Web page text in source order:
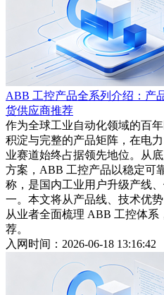
ABB 工控产品全系列介绍：产
货供应商推荐
作为全球工业自动化领域的百
积淀与完整的产品矩阵，在电
业赛道始终占据领先地位。从
方案，ABB 工控产品以稳定可
称，是国内工业用户升级产线
一。本文将从产品线、技术优
从业者全面梳理 ABB 工控体
荐。
入网时间：2026-06-18 13:16:42